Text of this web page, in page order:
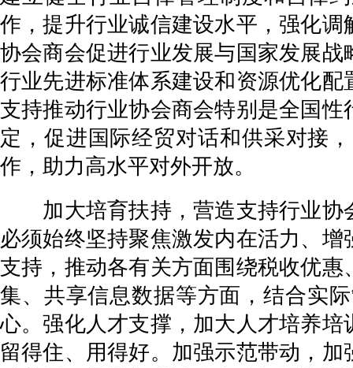
作，提升行业诚信建设水平，强化
协会商会促进行业发展与国家发展
行业先进标准体系建设和资源优化
支持推动行业协会商会特别是全国
定，促进国际经贸对话和供采对接
作，助力高水平对外开放。
加大培育扶持，营造支持行业协
必须始终坚持聚焦激发内在活力、
支持，推动各有关方面围绕税收优
集、共享信息数据等方面，结合实
心。强化人才支撑，加大人才培养
留得住、用得好。加强示范带动，